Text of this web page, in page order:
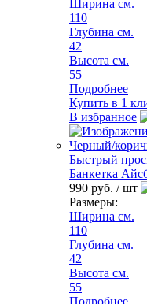
Ширина см.
110
Глубина см.
42
Высота см.
55
Подробнее
Купить в 1
В избранное
Быстрый
Банкетка
990 руб. / шт
Размеры:
Ширина см.
110
Глубина см.
42
Высота см.
55
Подробнее